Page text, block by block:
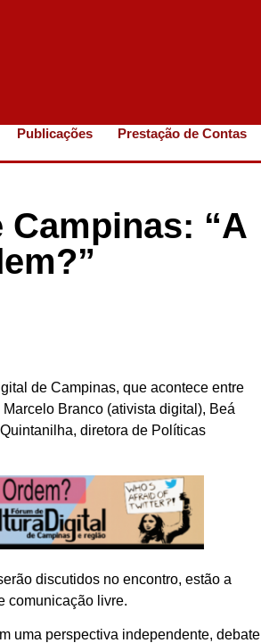
Publicações Prestação de Contas
“A
de Campinas, que acontece entre
Branco (ativista digital), Beá
diretora de Políticas
discutidos no encontro, estão a
comunicação livre.
uma perspectiva independente, debate